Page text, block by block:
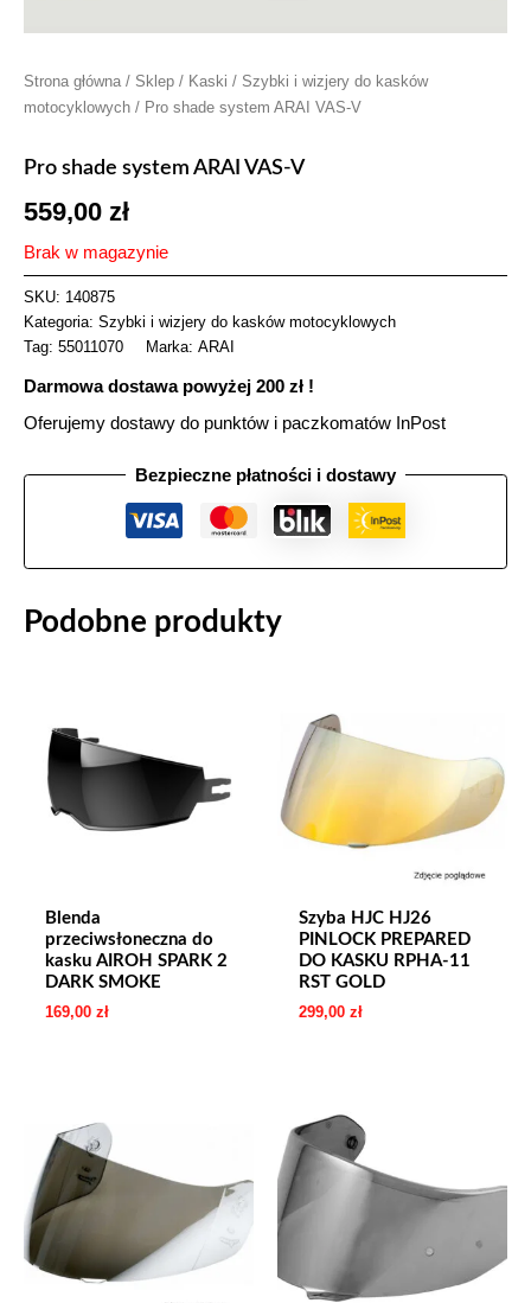
Strona główna / Sklep / Kaski / Szybki i wizjery do kasków
motocyklowych / Pro shade system ARAI VAS-V
Pro shade system ARAI VAS-V
559,00 zł
Brak w magazynie
SKU: 140875
Kategoria: Szybki i wizjery do kasków motocyklowych
Tag: 55011070 Marka: ARAI
Darmowa dostawa powyżej 200 zł !
Oferujemy dostawy do punktów i paczkomatów InPost
Bezpieczne płatności i dostawy
Podobne produkty
Blenda
przeciwsłoneczna do
kasku AIROH SPARK 2
DARK SMOKE
169,00 zł
Szyba HJC HJ26
PINLOCK PREPARED
DO KASKU RPHA-11
RST GOLD
299,00 zł